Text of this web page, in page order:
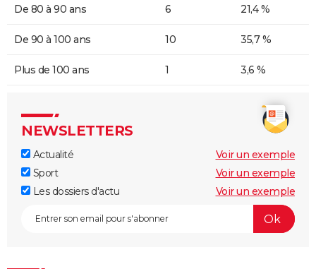
De 80 à 90 ans 6 21,4 %
De 90 à 100 ans 10 35,7 %
Plus de 100 ans 1 3,6 %
NEWSLETTERS
Actualité
Voir un exemple
Sport
Voir un exemple
Les dossiers d'actu
Voir un exemple